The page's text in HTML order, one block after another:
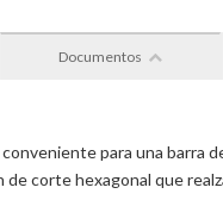
Documentos
para una barra
corte hexagonal que